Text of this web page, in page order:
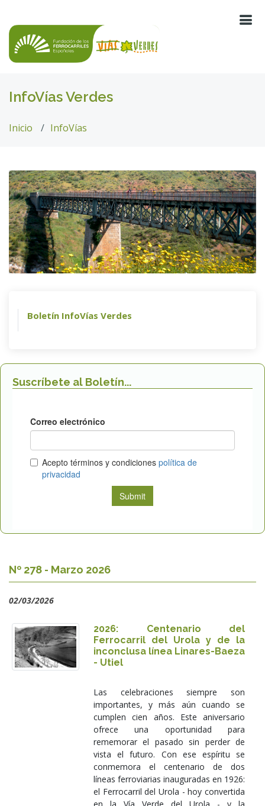
InfoVías Verdes
Inicio InfoVías
Boletín InfoVías Verdes
Suscríbete al Boletín...
Nº 278 - Marzo 2026
02/03/2026
2026: Centenario del
Ferrocarril del Urola y de la
inconclusa línea Linares-Baeza
- Utiel
Las celebraciones siempre son
importantes, y más aún cuando se
cumplen cien años. Este aniversario
ofrece una oportunidad para
rememorar el pasado sin perder de
vista el futuro. Con ese espíritu se
conmemora el centenario de dos
líneas ferroviarias inauguradas en 1926:
el Ferrocarril del Urola - hoy convertida